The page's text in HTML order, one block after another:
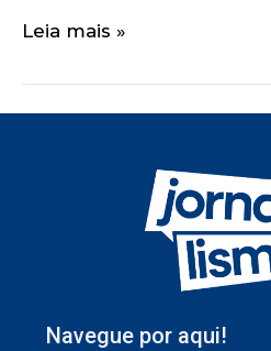
Leia mais »
Navegue por aqui!